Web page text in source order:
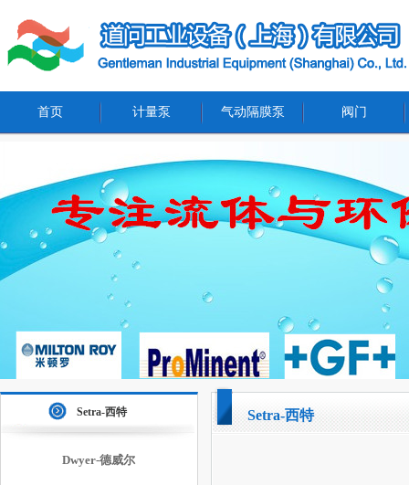
首页 计量泵 气动隔膜泵 阀门
Setra-西特
Dwyer-德威尔
Setra-西特